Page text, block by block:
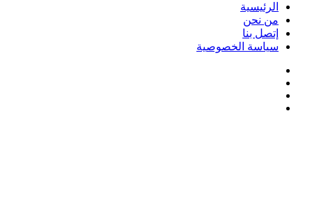
الرئيسية
من نحن
إتصل بنا
سياسة الخصوصية